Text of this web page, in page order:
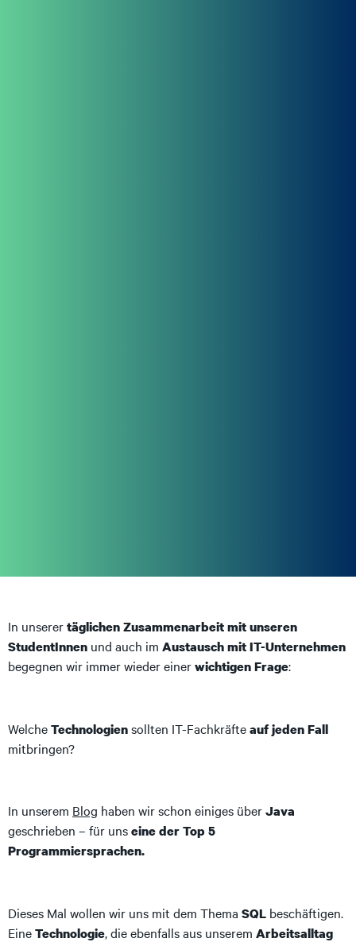
In unserertäglichen Zusammenarbeit mit unseren
StudentInnen und auch im Austausch mit IT-Unternehmen
begegnen wir immer wieder einerwichtigen Frage:
WelcheTechnologiensollten IT-Fachkräfteauf jeden Fall
mitbringen?
In unserem Blog haben wir schon einiges überJava
geschrieben – für unseine der Top 5
Programmiersprachen.
Dieses Mal wollen wir uns mit dem Thema SQL beschäftigen.
EineTechnologie, die ebenfalls aus unserem Arbeitsalltag